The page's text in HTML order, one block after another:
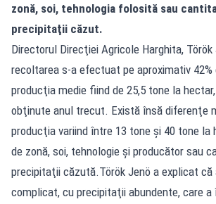
zonă, soi, tehnologia folosită sau
precipitaţii căzut.
Directorul Direcţiei Agricole Harghita,
recoltarea s-a efectuat pe aproximativ
producţia medie fiind de 25,5 tone la
obţinute anul trecut. Există însă diferenţe
producţia variind între 13 tone şi 40 tone la
de zonă, soi, tehnologie şi producător sau
precipitaţii căzută.Török Jenö a explicat
complicat, cu precipitaţii abundente, care a